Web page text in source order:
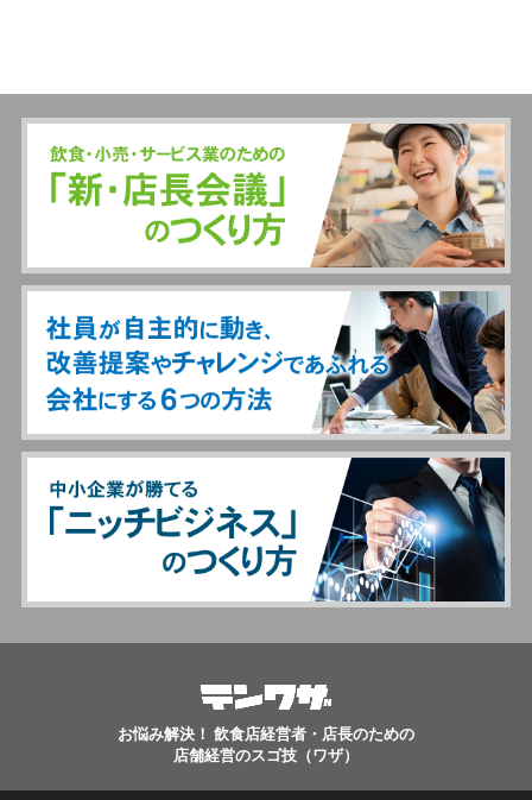
お悩み解決！ 飲食店経営者・店長のための
店舗経営のスゴ技（ワザ）